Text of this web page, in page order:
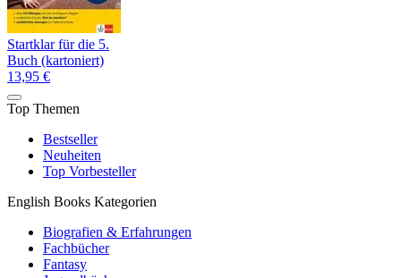
Startklar für die 5.
Buch (kartoniert)
13,95 €
Top Themen
Bestseller
Neuheiten
Top Vorbesteller
English Books Kategorien
Biografien & Erfahrungen
Fachbücher
Fantasy